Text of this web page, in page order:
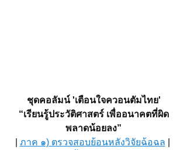
ชุดคอลัมน์ 'เตือนใจควอนตัมไทย'
“เรียนรู้ประวัติศาสตร์ เพื่ออนาคตที่ผิด
พลาดน้อยลง”
ภาค ๑) ตรวจสอบย้อนหลังวิจัยฉ้อฉล